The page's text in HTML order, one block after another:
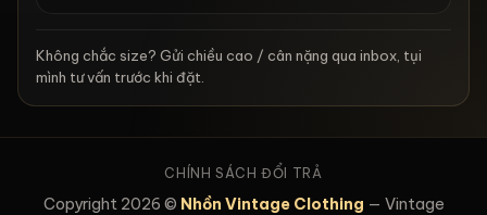
Không chắc size? Gửi chiều cao / cân nặng qua inbox, tụi
mình tư vấn trước khi đặt.
CHÍNH SÁCH ĐỔI TRẢ
Copyright 2026 © Nhồn Vintage Clothing — Vintage